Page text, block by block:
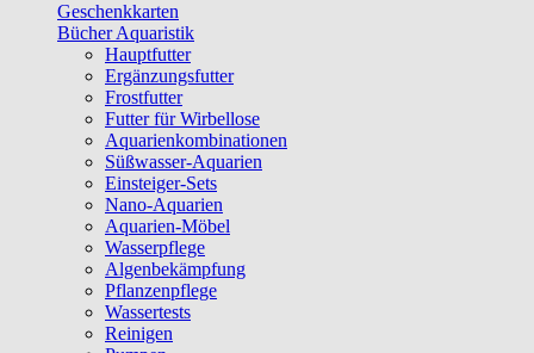
Geschenkkarten
Bücher Aquaristik
Hauptfutter
Ergänzungsfutter
Frostfutter
Futter für Wirbellose
Aquarienkombinationen
Süßwasser-Aquarien
Einsteiger-Sets
Nano-Aquarien
Aquarien-Möbel
Wasserpflege
Algenbekämpfung
Pflanzenpflege
Wassertests
Reinigen